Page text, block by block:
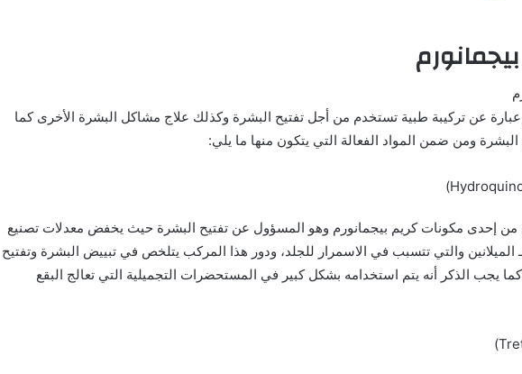
عن تركيبة طبية تستخدم من أجل تفتيح البشرة وكذلك علاج مشاكل البشرة الأخرى كما
ومن ضمن المواد الفعالة التي يتكون منها ما يلي:
من إحدى مكونات كريم بيجمانورم وهو المسؤول عن تفتيح البشرة حيث يخفض معدلات تصنيع
الميلانين والتي تتسبب في الاسمرار للجلد، ودور هذا المركب يتلخص في تبييض البشرة وتفتيح
كما يجب الذكر أنه يتم استخدامه بشكل كبير في المستحضرات التجميلية التي تعالج البقع